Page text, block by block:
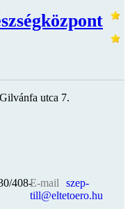
utca 7.
408-E-mail
szep-
till@eltetoero.hu